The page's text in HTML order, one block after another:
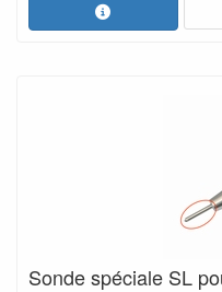
Sonde spéciale SL